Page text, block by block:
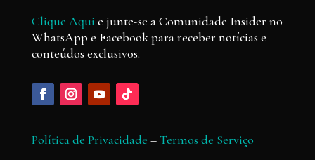
Clique Aqui e junte-se a Comunidade Insider no
WhatsApp e Facebook para receber notícias e
conteúdos exclusivos.
Política de Privacidade –Termos de Serviço